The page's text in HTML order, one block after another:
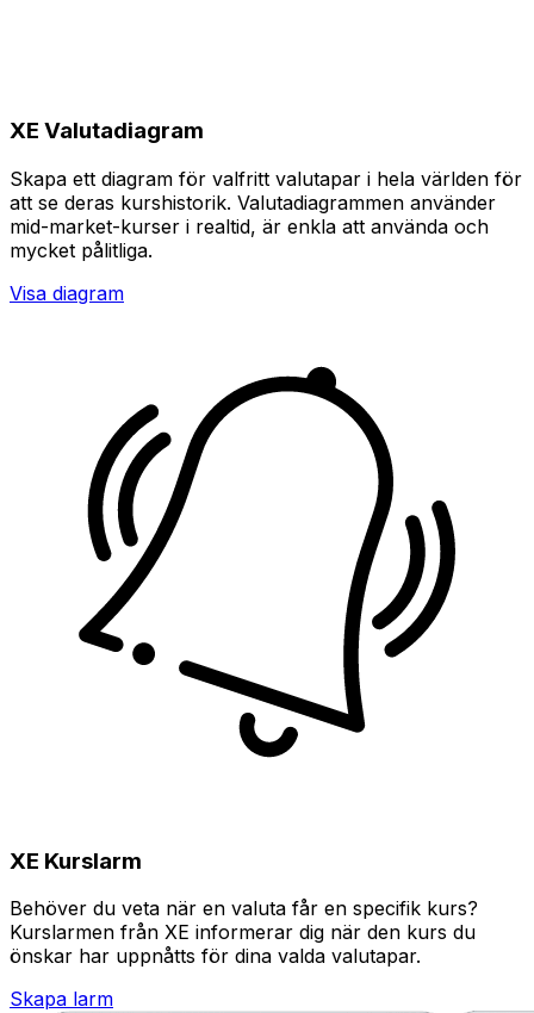
XE Valutadiagram
Skapa ett diagram för valfritt valutapar i hela världen för
att se deras kurshistorik. Valutadiagrammen använder
mid-market-kurser i realtid, är enkla att använda och
mycket pålitliga.
Visa diagram
XE Kurslarm
Behöver du veta när en valuta får en specifik kurs?
Kurslarmen från XE informerar dig när den kurs du
önskar har uppnåtts för dina valda valutapar.
Skapa larm